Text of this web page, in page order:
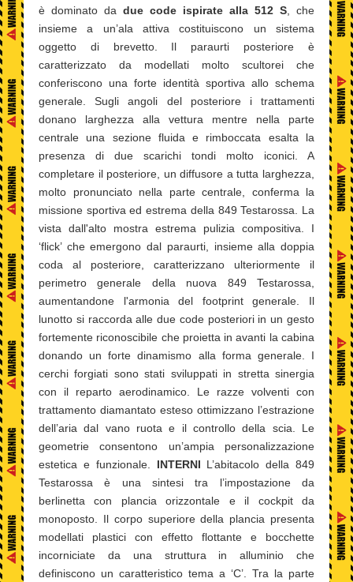
è dominato da due code ispirate alla 512 S , che
insieme a un’ala attiva costituiscono un sistema
oggetto di brevetto. Il paraurti posteriore è
caratterizzato da modellati molto scultorei che
conferiscono una forte identità sportiva allo schema
generale. Sugli angoli del posteriore i trattamenti
donano larghezza alla vettura mentre nella parte
centrale una sezione fluida e rimboccata esalta la
presenza di due scarichi tondi molto iconici. A
completare il posteriore, un diffusore a tutta larghezza,
molto pronunciato nella parte centrale, conferma la
missione sportiva ed estrema della 849 Testarossa. La
vista dall'alto mostra estrema pulizia compositiva. I
‘flick’ che emergono dal paraurti, insieme alla doppia
coda al posteriore, caratterizzano ulteriormente il
perimetro generale della nuova 849 Testarossa,
aumentandone l'armonia del footprint generale. Il
lunotto si raccorda alle due code posteriori in un gesto
fortemente riconoscibile che proietta in avanti la cabina
donando un forte dinamismo alla forma generale. I
cerchi forgiati sono stati sviluppati in stretta sinergia
con il reparto aerodinamico. Le razze volventi con
trattamento diamantato esteso ottimizzano l’estrazione
dell’aria dal vano ruota e il controllo della scia. Le
geometrie consentono un’ampia personalizzazione
estetica e funzionale. INTERNI L’abitacolo della 849
Testarossa è una sintesi tra l’impostazione da
berlinetta con plancia orizzontale e il cockpit da
monoposto. Il corpo superiore della plancia presenta
modellati plastici con effetto flottante e bocchette
incorniciate da una struttura in alluminio che
definiscono un caratteristico tema a ‘C’. Tra la parte